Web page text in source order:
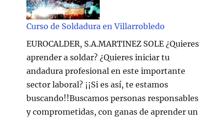
Curso de Soldadura en Villarrobledo
EUROCALDER, S.A.MARTINEZ SOLE ¿Quieres
aprender a soldar? ¿Quieres iniciar tu
andadura profesional en este importante
sector laboral? ¡¡Si es así, te estamos
buscando!!Buscamos personas responsables
y comprometidas, con ganas de aprender un